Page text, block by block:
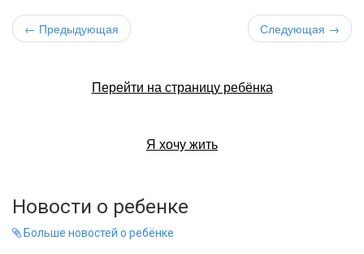
← Предыдующая Следующая →
Перейти на страницу ребёнка
Я хочу жить
Новости о ребенке
Больше новостей о ребёнке